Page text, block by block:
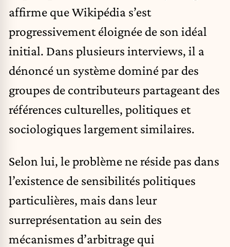
affirme que Wikipédia s’est
progressivement éloignée de son idéal
initial. Dans plusieurs interviews, il a
dénoncé un système dominé par des
groupes de contributeurs partageant des
références culturelles, politiques et
sociologiques largement similaires.
Selon lui, le problème ne réside pas dans
l’existence de sensibilités politiques
particulières, mais dans leur
surreprésentation au sein des
mécanismes d’arbitrage qui